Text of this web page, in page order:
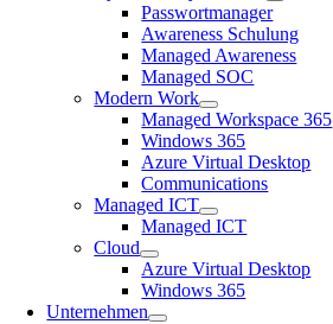
Passwortmanager
Awareness Schulung
Managed Awareness
Managed SOC
Modern Work
Managed Workspace 365
Windows 365
Azure Virtual Desktop
Communications
Managed ICT
Managed ICT
Cloud
Azure Virtual Desktop
Windows 365
Unternehmen